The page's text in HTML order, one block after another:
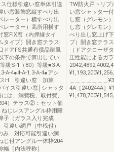
仕様引違い窓単体引違
い窓装飾窓縦すべり出
レーター）横すべり出
レーター）高所用横す
窓FIX窓（内押縁タイ
タイプ）開き窓テラス
ドアFS共通有償品耐風
下の条件で算出してい
級S-1（80）等級■3-A-
A-4●4-A-1.3-A-4●アシ
スH 引違い窓 加算
イス引違い窓│シャッタ
は、消費税、取付費、
）テラス②：セット価
じレスアングル枠用障
子（ガラス入り完成
違い網戸（中桟付）
み 対応可能引違い網
じ付アングル一体枠204
［内法呼称］
TW防火戸トリプ
い窓シャッター
し窓（グレモン
し窓（グレモン
べり出し窓上げ
プ）開き窓テラ
（ドアクローザ
圧性能によるガ
＿＿＿＿＿＿＿
4A［240244A］